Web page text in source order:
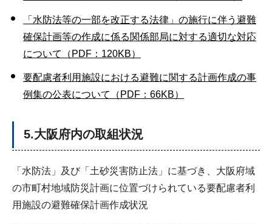
「水防法等の一部を改正する法律」の施行に伴う避難
確保計画等の作成に係る関係部局に対する適切な対応
について（PDF：120KB）
要配慮者利用施設における避難に関する計画作成の事
例集の公表について（PDF：66KB）
5.大阪府内の取組状況
「水防法」及び「土砂災害防止法」に基づき、大阪府域
の市町村地域防災計画に位置づけられている要配慮者利
用施設の避難確保計画作成状況